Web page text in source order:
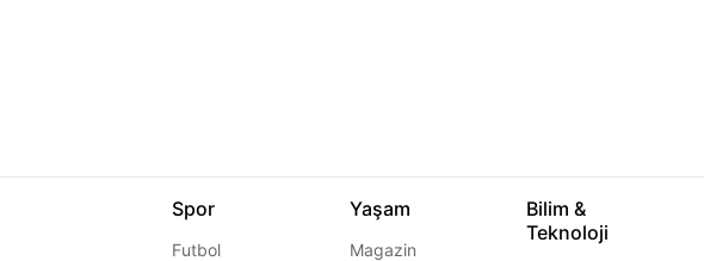
Spor
Futbol
Yaşam
Magazin
Bilim &
Teknoloji